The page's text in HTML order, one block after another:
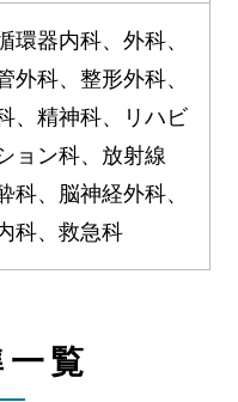
環器内科、外科、
外科、整形外科、
、精神科、リハビ
ョン科、放射線
科、脳神経外科、
科、救急科
覧